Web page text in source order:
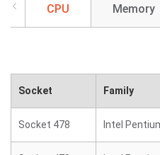
CPU Memory
Socket Family
Socket 478 Intel